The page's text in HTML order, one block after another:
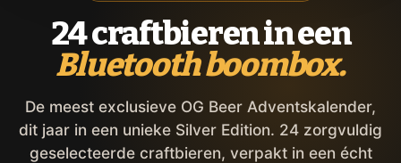
24 craftbieren in een
Bluetooth boombox.
De meest exclusieve OG Beer Adventskalender,
dit jaar in een unieke Silver Edition. 24 zorgvuldig
geselecteerde craftbieren, verpakt in een écht